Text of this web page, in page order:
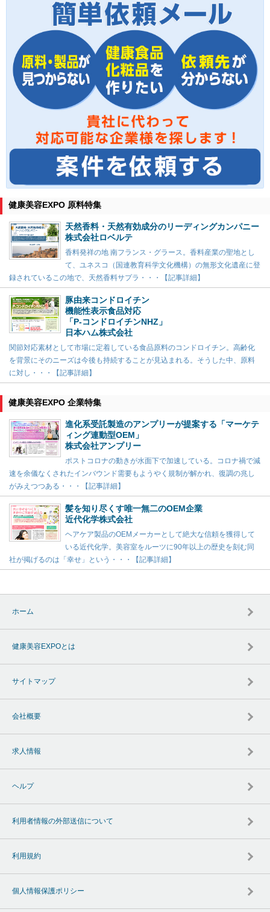
健康美容EXPO 原料特集
天然香料・天然有効成分のリーディングカンパニー
株式会社ロベルテ
香料発祥の地 南フランス・グラース。香料産業の聖地とし
て、ユネスコ（国連教育科学文化機構）の無形文化遺産に登
録されているこの地で、天然香料サプラ・・・【記事詳細】
豚由来コンドロイチン
機能性表示食品対応
「P-コンドロイチンNHZ」
日本ハム株式会社
関節対応素材として市場に定着している食品原料のコンドロイチン。高齢化
を背景にそのニーズは今後も持続することが見込まれる。そうした中、原料
に対し・・・【記事詳細】
健康美容EXPO 企業特集
進化系受託製造のアンプリーが提案する「マーケテ
ィング連動型OEM」
株式会社アンプリー
ポストコロナの動きが水面下で加速している。コロナ禍で減
速を余儀なくされたインバウンド需要もようやく規制が解かれ、復調の兆し
がみえつつある・・・【記事詳細】
髪を知り尽くす唯一無二のOEM企業
近代化学株式会社
ヘアケア製品のOEMメーカーとして絶大な信頼を獲得して
いる近代化学。美容室をルーツに90年以上の歴史を刻む同
社が掲げるのは「幸せ」という・・・【記事詳細】
ホーム
健康美容EXPOとは
サイトマップ
会社概要
求人情報
ヘルプ
利用者情報の外部送信について
利用規約
個人情報保護ポリシー